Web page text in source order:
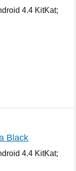
4.4 KitKat;
Black
4.4 KitKat;